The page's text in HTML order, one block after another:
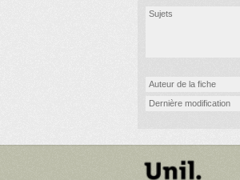
Sujets
Auteur de la fiche
Dernière modification